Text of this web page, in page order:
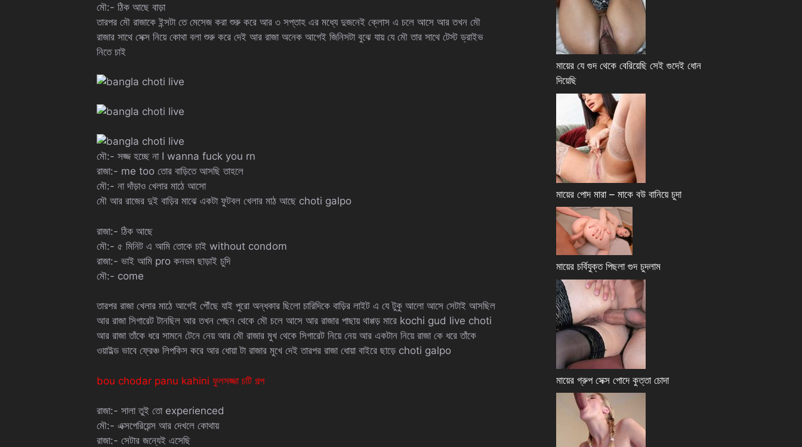
মৌ:- ঠিক আছে বাড়া
তারপর মৌ রাজাকে ইন্সটা তে মেসেজ করা শুরু করে আর ৩ সপ্তাহ এর মধ্যে দুজনেই ক্লোস এ চলে আসে আর তখন মৌ
রাজার সাথে সেক্স নিয়ে কোথা বলা শুরু করে দেই আর রাজা অনেক আগেই জিনিসটা বুঝে যায় যে মৌ তার সাথে টেস্ট ড্রাইভ
নিতে চাই
মৌ:- সজ্জ হচ্ছে না I wanna fuck you rn
রাজা:- me too তোর বাড়িতে আসছি তাহলে
মৌ:- না দাঁড়াও খেলার মাঠে আসো
মৌ আর রাজের দুই বাড়ির মাঝে একটা ফুটবল খেলার মাঠ আছে choti galpo
রাজা:- ঠিক আছে
মৌ:- ৫ মিনিট এ আমি তোকে চাই without condom
রাজা:- ভাই আমি pro কনডম ছাড়াই চুদি
মৌ:- come
তারপর রাজা খেলার মাঠে আগেই পৌঁছে যাই পুরো অন্ধকার ছিলো চারিদিকে বাড়ির লাইট এ যে টুকু আলো আসে সেটাই আসছিল
আর রাজা সিগারেট টানছিল আর তখন পেছন থেকে মৌ চলে আসে আর রাজার পাছায় থাপ্পড় মারে kochi gud live choti
আর রাজা তাঁকে ধরে সামনে টেনে নেয় আর মৌ রাজার মুখ থেকে সিগারেট নিয়ে নেয় আর একটান নিয়ে রাজা কে ধরে তাঁকে
ওয়াইল্ড ভাবে ফ্রেঞ্চ লিপকিস করে আর ধোয়া টা রাজার মুখে দেই তারপর রাজা ধোয়া বাইরে ছাড়ে choti galpo
bou chodar panu kahini ফুলসজ্জা চটি গল্প
রাজা:- সালা তুই তো experienced
মৌ:- এক্সপেরিয়েন্স আর দেখলে কোথায়
রাজা:- সেটার জন্যেই এসেছি
মায়ের যে গুদ থেকে বেরিয়েছি সেই গুদেই ধোন
দিয়েছি
মায়ের পোদ মারা – মাকে বউ বানিয়ে চুদা
মায়ের চর্বিযুক্ত পিছলা গুদ চুদলাম
মায়ের গ্রুপ সেক্স পোদে কুত্তা চোদা